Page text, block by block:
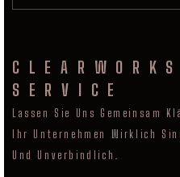
SERVICE
Lassen Sie Uns Gemeinsam
Ihr Unternehmen Wirklich
Und Unverbindlich.